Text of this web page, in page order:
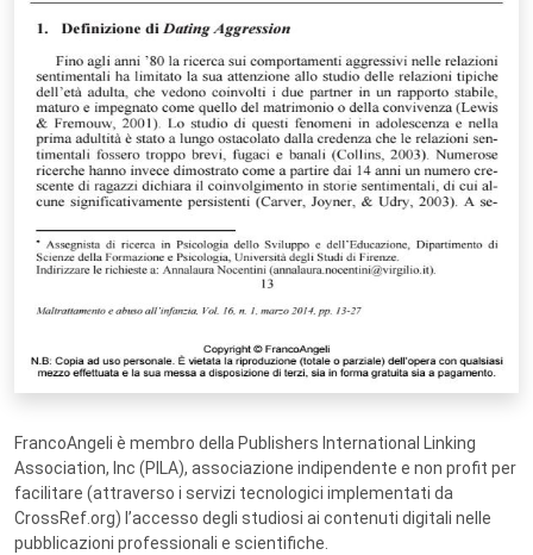
FrancoAngeli è membro della Publishers International Linking
Association, Inc (PILA), associazione indipendente e non profit per
facilitare (attraverso i servizi tecnologici implementati da
CrossRef.org) l’accesso degli studiosi ai contenuti digitali nelle
pubblicazioni professionali e scientifiche.